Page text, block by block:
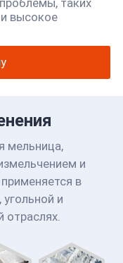
высокое
мельница,
и
в
и
отраслях.